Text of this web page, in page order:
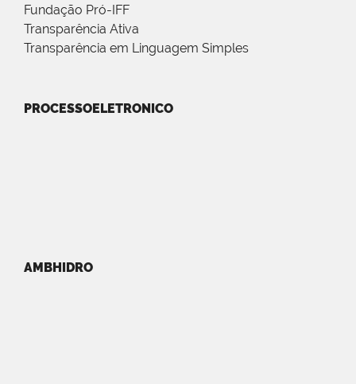
Fundação Pró-IFF
Transparência Ativa
Transparência em Linguagem Simples
PROCESSOELETRONICO
AMBHIDRO